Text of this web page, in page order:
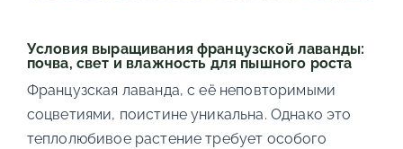
Условия выращивания французской лаванды:
почва, свет и влажность для пышного роста
Французская лаванда, с её неповторимыми
соцветиями, поистине уникальна. Однако это
теплолюбивое растение требует особого